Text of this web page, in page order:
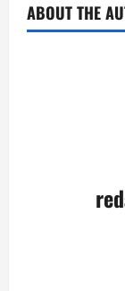
ABOUT THE